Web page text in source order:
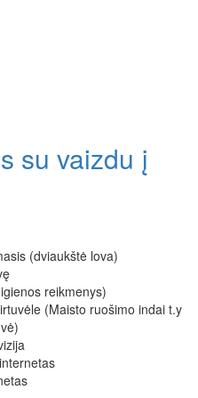
su vaizdu į
(dviaukštė lova)
reikmenys)
(Maisto ruošimo indai t.y